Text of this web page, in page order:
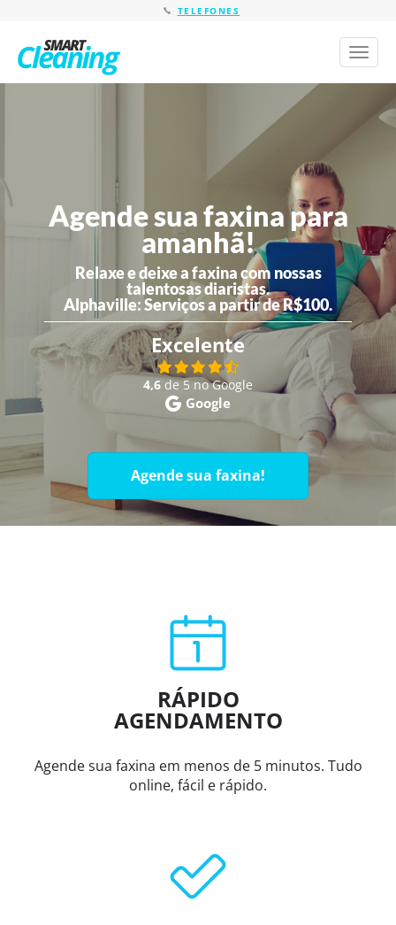
TELEFONES
Toggle
Agende sua faxina para
amanhã!
Relaxe e deixe a faxina com nossas
talentosas diaristas.
Alphaville:Serviços a partir de R$100.
Excelente
4,6 de 5 no Google
Google
Agende sua faxina!
RÁPIDO
AGENDAMENTO
Agende sua faxina em menos de 5 minutos. Tudo
online, fácil e rápido.